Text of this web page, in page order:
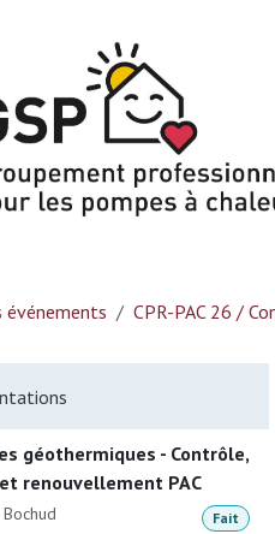
événements CPR-PAC 26 /
géothermiques - Contrôle,
renouvellement PAC
Fait